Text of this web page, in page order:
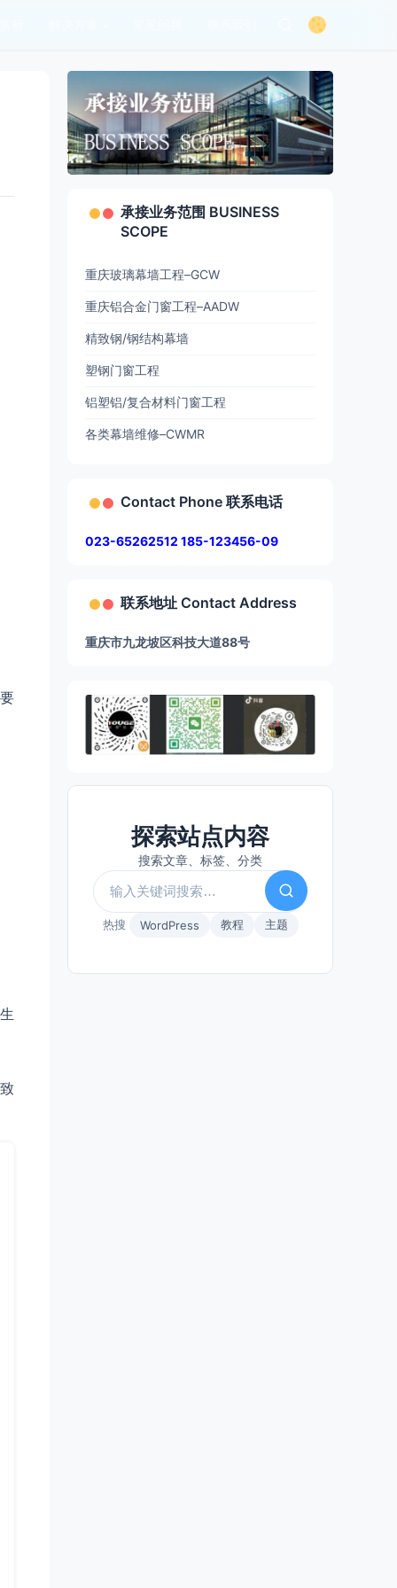
承接业务范围 BUSINESS
SCOPE
重庆玻璃幕墙工程–GCW
重庆铝合金门窗工程–AADW
精致钢/钢结构幕墙
塑钢门窗工程
铝塑铝/复合材料门窗工程
各类幕墙维修–CWMR
Contact Phone 联系电话
023-65262512 185-123456-09
联系地址 Contact Address
重庆市九龙坡区科技大道88号
探索站点内容
搜索文章、标签、分类
热搜 WordPress 教程 主题